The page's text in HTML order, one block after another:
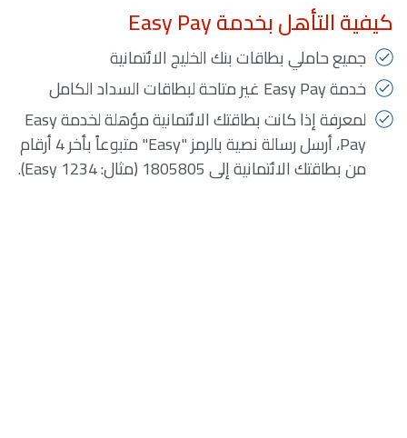
كيفية التأهل بخدمة Easy Pay
جميع حاملي بطاقات بنك الخليج الائتمانية
خدمة Easy Pay غير متاحة لبطاقات السداد الكامل
لمعرفة إذا كانت بطاقتك الائتمانية مؤهلة لخدمة Easy
Pay، أرسل رسالة نصية بالرمز "Easy" متبوعاً بأخر 4 أرقام
من بطاقتك الائتمانية إلى 1805805 (مثال: Easy 1234).